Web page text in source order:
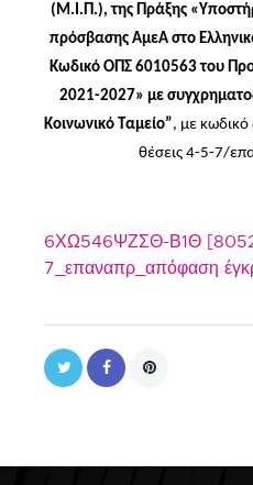
(Μ.Ι.Π.), της Πράξης
πρόσβασης ΑμεΑ στο
Κωδικό ΟΠΣ 6010563 του
2021-2027» με
Κοινωνικό Ταμείο”, με
θέσεις 4-5-7/
6ΧΩ546ΨΖΣΘ-Β1Θ
7_επαναπρ_απόφαση